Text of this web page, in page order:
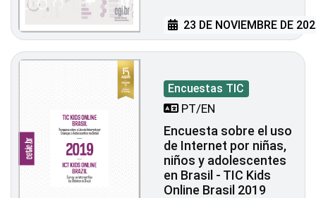
23 DE NOVIEMBRE DE
Encuestas TIC
PT/EN
Encuesta sobre el uso
de Internet por niñas,
niños y adolescentes
en Brasil - TIC Kids
Online Brasil 2019